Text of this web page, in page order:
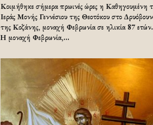
Κοιμήθηκε σήμερα πρωινές ώρες η Καθηγουμένη
Ιεράς Μονής Γεννέσιου της Θεοτόκου στο
της Κοζάνης, μοναχή Φεβρωνία σε ηλικία 87 ετών.
Η μοναχή Φεβρωνία,...